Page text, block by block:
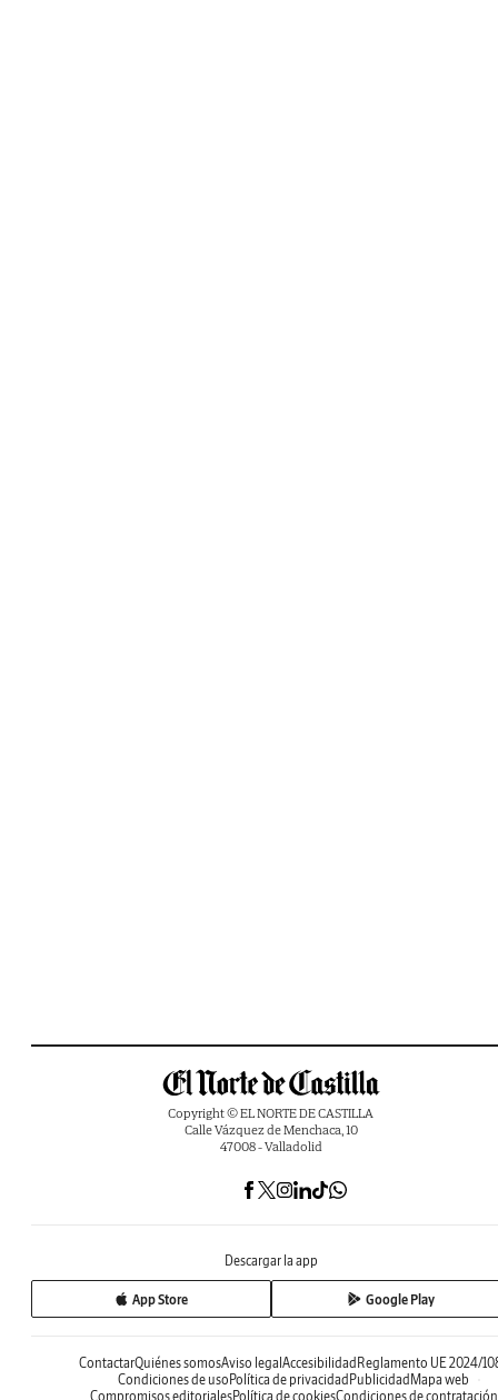
Copyright © EL NORTE DE CASTILLA
Calle Vázquez de Menchaca, 10
47008 - Valladolid
Descargar la app
App Store Google Play
ContactarQuiénes somosAviso legal Accesibilidad Reglamento UE 2024/
Condiciones de uso Política de privacidad Publicidad Mapa web
Compromisos editorialesPolítica de cookiesCondiciones de contratación